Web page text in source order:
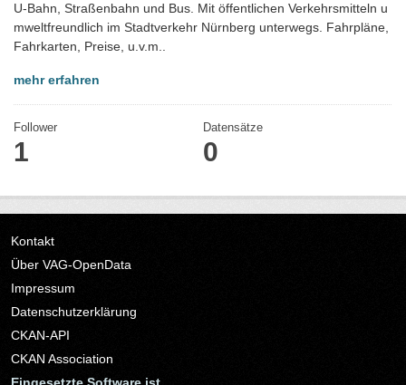
U-Bahn, Straßenbahn und Bus. Mit öffentlichen Verkehrsmitteln u
mweltfreundlich im Stadtverkehr Nürnberg unterwegs. Fahrpläne,
Fahrkarten, Preise, u.v.m..
mehr erfahren
Follower
1
Datensätze
0
Kontakt
Über VAG-OpenData
Impressum
Datenschutzerklärung
CKAN-API
CKAN Association